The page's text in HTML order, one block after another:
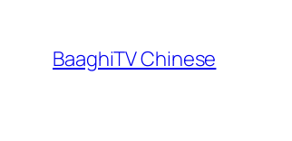
content
BaaghiTV Chinese